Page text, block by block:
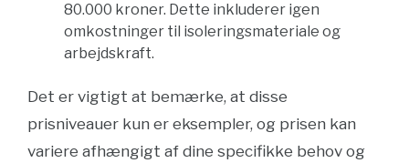
80.000 kroner. Dette inkluderer igen
omkostninger til isoleringsmateriale og
arbejdskraft.
Det er vigtigt at bemærke, at disse
prisniveauer kun er eksempler, og prisen kan
variere afhængigt af dine specifikke behov og